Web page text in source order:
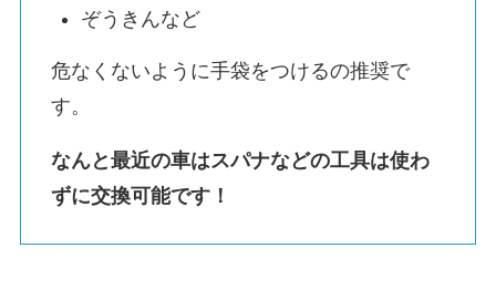
ぞうきんなど
危なくないように手袋をつけるの推奨で
す。
なんと最近の車はスパナなどの工具は使わ
ずに交換可能です！